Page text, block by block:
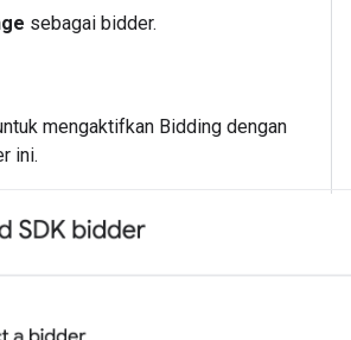
sebagai bidder.
mengaktifkan Bidding dengan
ini.